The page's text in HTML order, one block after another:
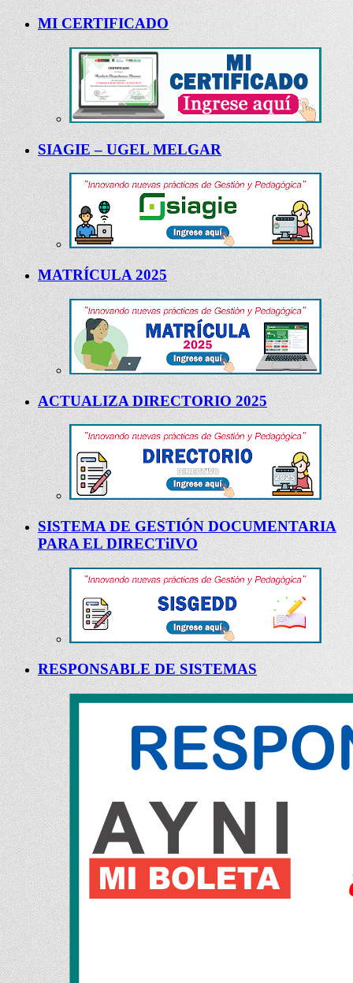
MI CERTIFICADO
SIAGIE – UGEL MELGAR
MATRÍCULA 2025
ACTUALIZA DIRECTORIO 2025
SISTEMA DE GESTIÓN DOCUMENTARIA
PARA EL DIRECTiIVO
RESPONSABLE DE SISTEMAS